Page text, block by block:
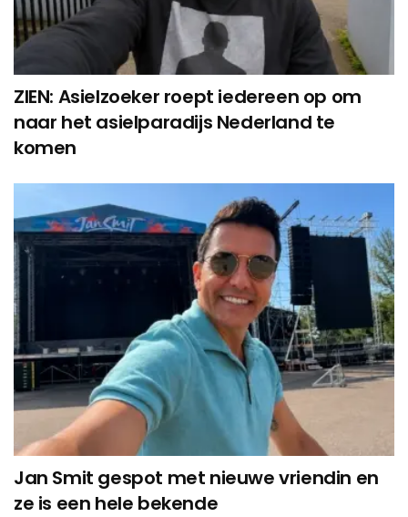
ZIEN: Asielzoeker roept iedereen op om
naar het asielparadijs Nederland te
komen
Jan Smit gespot met nieuwe vriendin en
ze is een hele bekende